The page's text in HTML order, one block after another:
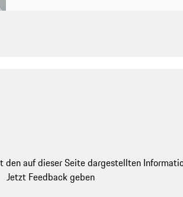
den auf dieser Seite dargestellten
Jetzt Feedback geben